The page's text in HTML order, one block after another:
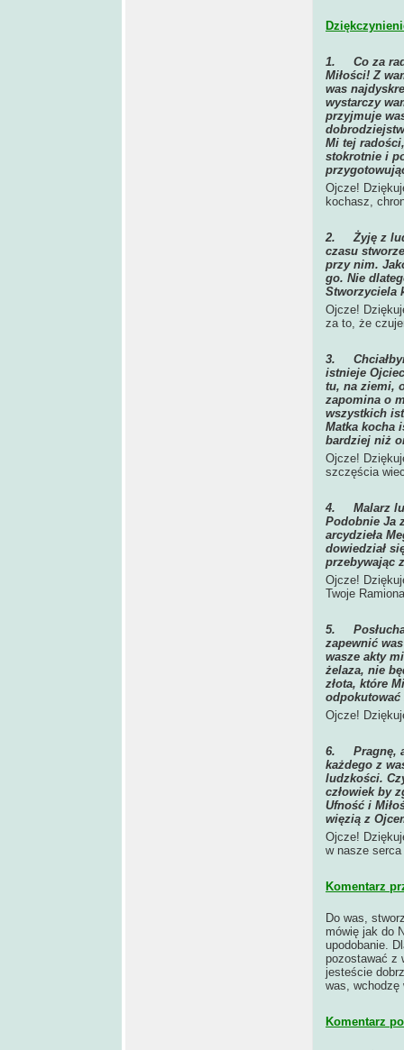
1. Co za
Miłości! Z
was
wystarczy
przyjmuje
Mi tej
stokrotnie i
Ojcze!
kochasz,
2.Żyję z
czasu
przy nim.
go. Nie
Stworzyciela
Ojcze!
za to, że
3.
istnieje
tu, na ziemi,
zapomina o
wszystkich
Matka kocha
bardziej niż
Ojcze!
szczęścia
4. Malarz
Podobnie Ja
arcydzieła
dowiedział
przebywając
Ojcze!
Twoje
5.
zapewnić
wasze akty
żelaza, nie
złota, które
Ojcze!
6. Pragnę,
każdego z
ludzkości.
człowiek by
Ufność i
więzią z
Ojcze!
w nasze
Komentarz
Do was,
mówię jak do
upodobanie.
pozostawać z
jesteście
was, wchodzę
Komentarz